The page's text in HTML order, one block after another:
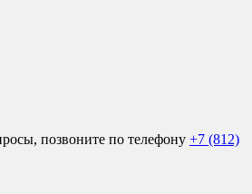
позвоните по телефону +7 (812)